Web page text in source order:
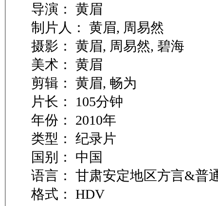
导演： 黄眉
制片人： 黄眉, 周易然
摄影： 黄眉, 周易然, 碧海
美术： 黄眉
剪辑： 黄眉, 畅为
片长： 105分钟
年份： 2010年
类型： 纪录片
国别： 中国
语言： 甘肃安定地区方言&普
格式： HDV